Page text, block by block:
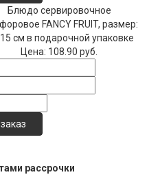
Блюдо сервировочное
FANCY FRUIT, размер:
см в подарочной упаковке
Цена: 108.90 руб.
рассрочки